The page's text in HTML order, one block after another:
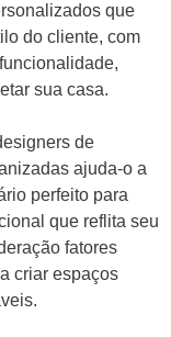
que
do cliente, com
sua casa.
de
ajuda-o a
perfeito para
que reflita seu
fatores
criar espaços